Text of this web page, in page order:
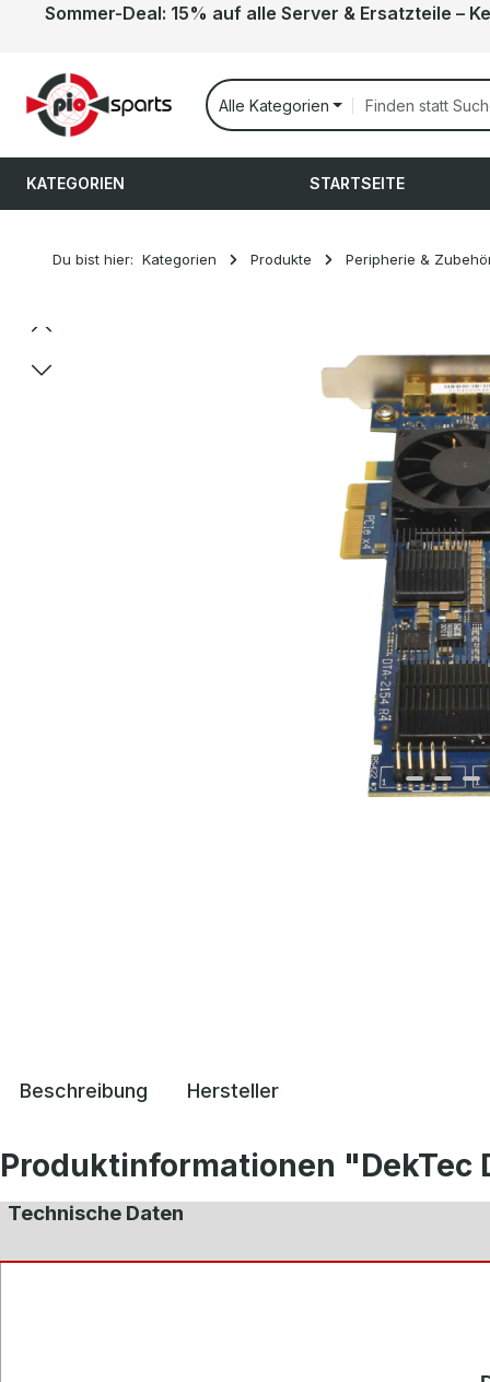
Hauptinhalt springen
Zur Suche springen
Zur Hauptnavigation springen
Sommer-Deal: 15% auf alle Server & Ersatzteile –
Alle Kategorien
KATEGORIEN STARTSEITE
Du bist hier: Kategorien Produkte Peripherie &
Bildergalerie überspringen
Beschreibung Hersteller
Produktinformationen "DekTec
Technische Daten